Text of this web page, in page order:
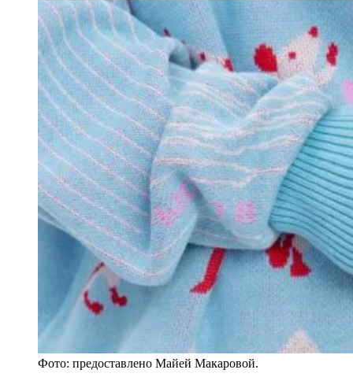
Фото: предоставлено Майей Макаровой.